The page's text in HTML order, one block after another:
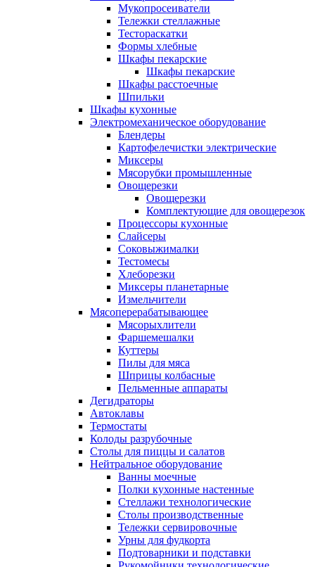
Мукопросеиватели
Тележки стеллажные
Тестораскатки
Формы хлебные
Шкафы пекарские
Шкафы пекарские
Шкафы расстоечные
Шпильки
Шкафы кухонные
Электромеханическое оборудование
Блендеры
Картофелечистки электрические
Миксеры
Мясорубки промышленные
Овощерезки
Овощерезки
Комплектующие для овощерезок
Процессоры кухонные
Слайсеры
Соковыжималки
Тестомесы
Хлеборезки
Миксеры планетарные
Измельчители
Мясоперерабатывающее
Мясорыхлители
Фаршемешалки
Куттеры
Пилы для мяса
Шприцы колбасные
Пельменные аппараты
Дегидраторы
Автоклавы
Термостаты
Колоды разрубочные
Столы для пиццы и салатов
Нейтральное оборудование
Ванны моечные
Полки кухонные настенные
Стеллажи технологические
Столы производственные
Тележки сервировочные
Урны для фудкорта
Подтоварники и подставки